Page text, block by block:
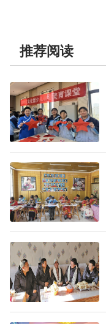
推荐阅读